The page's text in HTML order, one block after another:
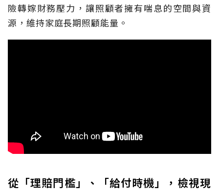
險轉嫁財務壓力，讓照顧者擁有喘息的空間與資
源，維持家庭長期照顧能量。
從「理賠門檻」、「給付時機」，檢視現